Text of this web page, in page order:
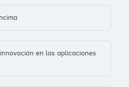
en las aplicaciones